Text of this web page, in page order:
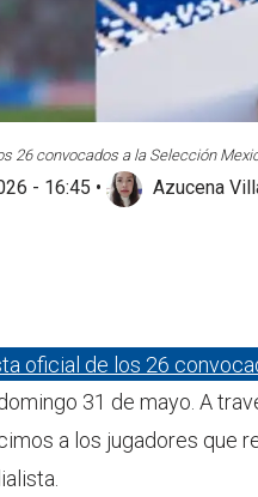
26 convocados a la Selección
- 16:45 • Azucena
oficial de los 26
31 de mayo. A
a los jugadores que